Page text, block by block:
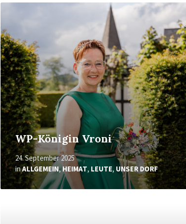
WP-Königin Vroni
24. September 2025
inALLGEMEIN,HEIMAT, LEUTE, UNSER DORF
Mehr
erfahren